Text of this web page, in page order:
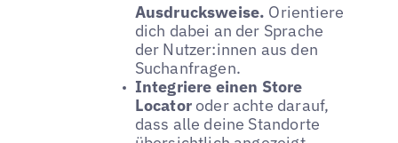
Ausdrucksweise. Orientiere
dich dabei an der Sprache
der Nutzer:innen aus den
Suchanfragen.
Integriere einen Store
Locatoroder achte darauf,
dass alle deine Standorte